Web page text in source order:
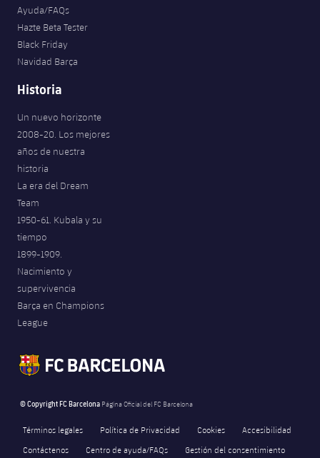
Ayuda/FAQs
Hazte Beta Tester
Black Friday
Navidad Barça
Historia
Un nuevo horizonte
2008-20. Los mejores
años de nuestra
historia
La era del Dream
Team
1950-61. Kubala y su
tiempo
1899-1909.
Nacimiento y
supervivencia
Barça en Champions
League
© Copyright FC Barcelona Página Oficial del FC Barcelona
Términos legales Política de Privacidad Cookies
Accesibilidad
Contáctenos
Centro de ayuda/FAQs Gestión del consentimiento